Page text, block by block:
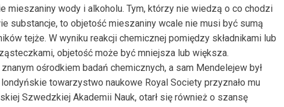
mieszaniny wody i alkoholu. Tym, którzy nie wiedzą o co chodzi
substancje, to objetość mieszaniny wcale nie musi być sumą
tejże. W wyniku reakcji chemicznej pomiędzy składnikami lub
objetość może być mniejsza lub większa.
ośrodkiem badań chemicznych, a sam Mendelejew był
londyńskie towarzystwo naukowe Royal Society przyznało mu
Szwedzkiej Akademii Nauk, otarł się również o szansę